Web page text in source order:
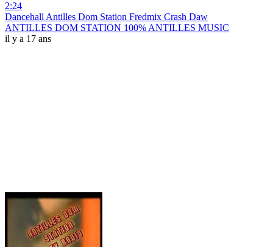
2:24
Dancehall Antilles Dom Station Fredmix Crash Daw
ANTILLES DOM STATION 100% ANTILLES MUSIC
il y a 17 ans